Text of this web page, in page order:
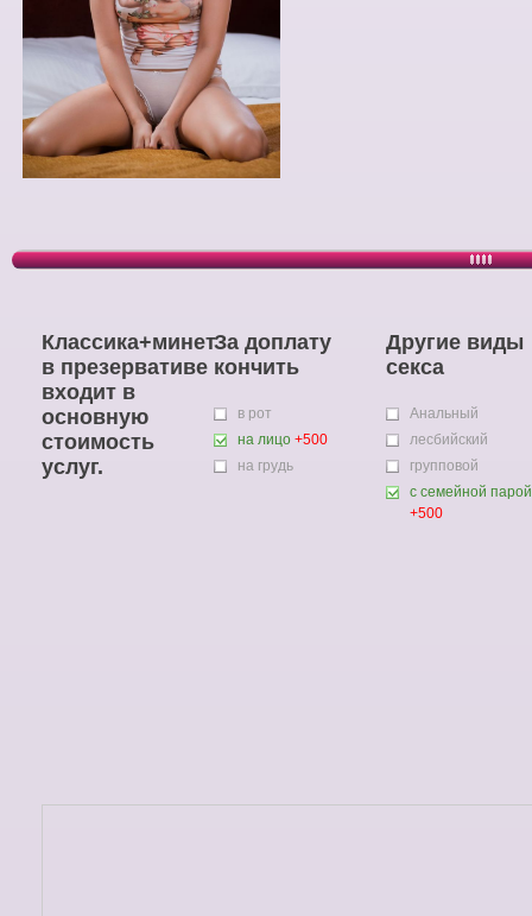
Классика+минет
в презервативе
входит в
основную
стоимость
услуг.
За доплату
кончить
в рот
на лицо +500
на грудь
Другие виды
секса
Анальный
лесбийский
групповой
с семейной парой
+500